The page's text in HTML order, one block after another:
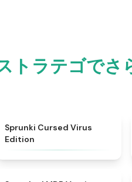
トラテゴでさ
Sprunki Cursed Virus
Edition